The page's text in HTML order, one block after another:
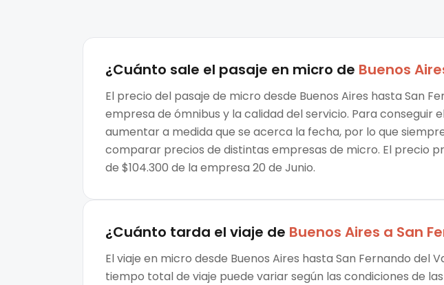
¿Cuánto sale el pasaje en micro de Buenos
El precio del pasaje de micro desde Buenos Aires hasta San
empresa de ómnibus y la calidad del servicio. Para
aumentar a medida que se acerca la fecha, por lo que
comparar precios de distintas empresas de micro. El precio
de $104.300 de la empresa 20 de Junio.
¿Cuánto tarda el viaje de Buenos Aires a San
El viaje en micro desde Buenos Aires hasta San Fernando del
tiempo total de viaje puede variar según las condiciones de